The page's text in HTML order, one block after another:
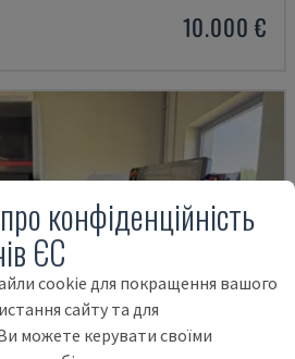
10.000 €
конфіденційність
ЄС
cookie для покращення вашого
сайту та для
можете керувати своїми